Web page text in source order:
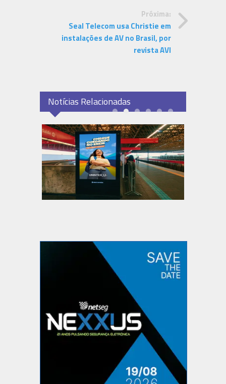
Próxima:
Seal Telecom usa Christie em
instalações de AV no Brasil, por
revista AVI
Notícias Relacionadas